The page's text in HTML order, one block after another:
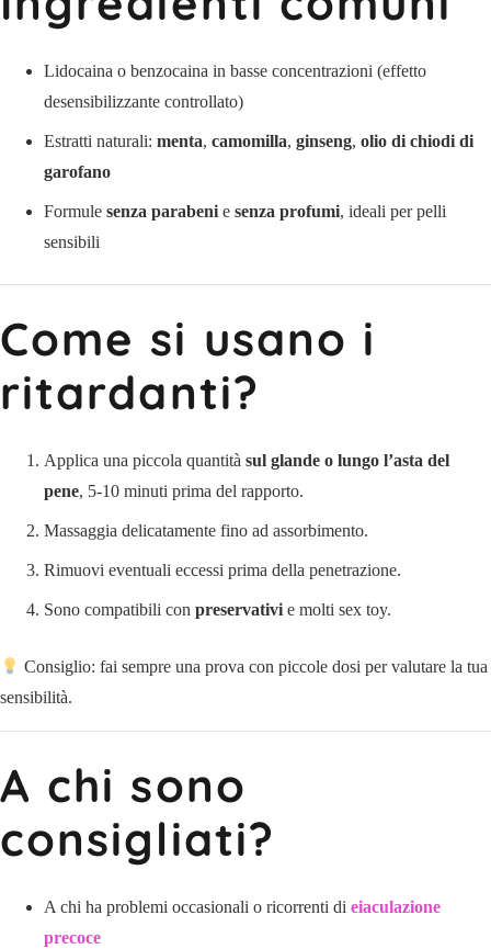
Lidocaina o benzocaina in basse concentrazioni (effetto
desensibilizzante controllato)
Estratti naturali: menta, camomilla, ginseng, olio di chiodi di
garofano
Formule senza parabeni e senza profumi, ideali per pelli
sensibili
Come si usano i
ritardanti?
Applica una piccola quantità sul glande o lungo l’asta del
pene, 5-10 minuti prima del rapporto.
Massaggia delicatamente fino ad assorbimento.
Rimuovi eventuali eccessi prima della penetrazione.
Sono compatibili con preservativi e molti sex toy.
Consiglio: fai sempre una prova con piccole dosi per valutare la tua
sensibilità.
A chi sono
consigliati?
A chi ha problemi occasionali o ricorrenti di eiaculazione
precoce